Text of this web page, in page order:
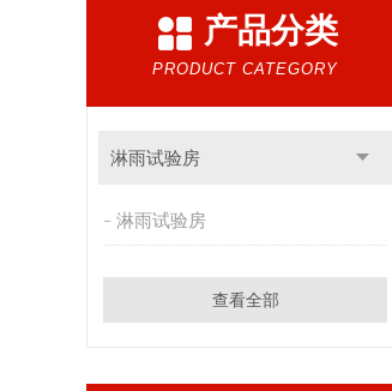
产品分类
PRODUCT CATEGORY
淋雨试验房
淋雨试验房
查看全部